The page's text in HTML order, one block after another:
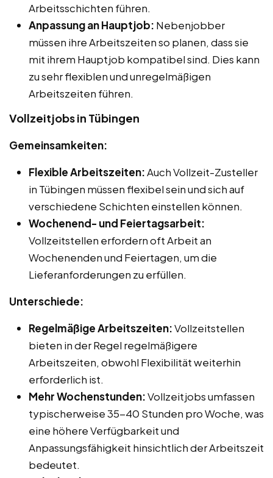
Arbeitsschichten führen.
Anpassung an Hauptjob: Nebenjobber
müssen ihre Arbeitszeiten so planen, dass sie
mit ihrem Hauptjob kompatibel sind. Dies kann
zu sehr flexiblen und unregelmäßigen
Arbeitszeiten führen.
Vollzeitjobs in Tübingen
Gemeinsamkeiten:
Flexible Arbeitszeiten:Auch Vollzeit-Zusteller
in Tübingen müssen flexibel sein und sich auf
verschiedene Schichten einstellen können.
Wochenend- und Feiertagsarbeit:
Vollzeitstellen erfordern oft Arbeit an
Wochenenden und Feiertagen, um die
Lieferanforderungen zu erfüllen.
Unterschiede:
Regelmäßige Arbeitszeiten:Vollzeitstellen
bieten in der Regel regelmäßigere
Arbeitszeiten, obwohl Flexibilität weiterhin
erforderlich ist.
Mehr Wochenstunden:Vollzeitjobs umfassen
typischerweise 35-40 Stunden pro Woche, was
eine höhere Verfügbarkeit und
Anpassungsfähigkeit hinsichtlich der Arbeitszeit
bedeutet.